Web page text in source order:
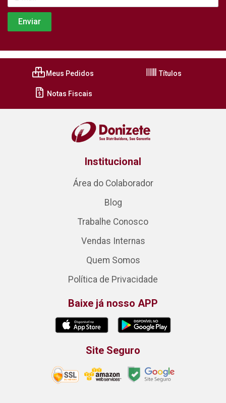
Meus Pedidos Títulos
Notas Fiscais
Institucional
Área do Colaborador
Blog
Trabalhe Conosco
Vendas Internas
Quem Somos
Política de Privacidade
Baixe já nosso APP
Site Seguro